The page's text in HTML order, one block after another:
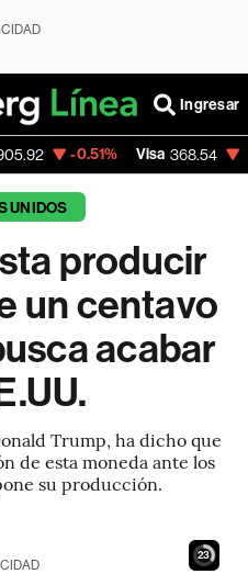
Ingresar
Visa 368.54 -0.28%
UNIDOS
producir
un centavo
acabar
Trump, ha dicho que
de esta moneda ante los
su producción.
22